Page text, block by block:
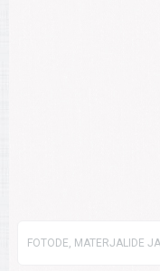
FOTODE, MATERJALIDE